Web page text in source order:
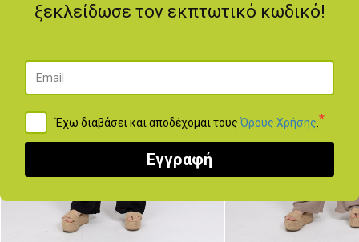
ξεκλείδωσε τον εκπτωτικό κωδικό!
Έχω διαβάσει και αποδέχομαι τουςΌρους Χρήσης *
Εγγραφή